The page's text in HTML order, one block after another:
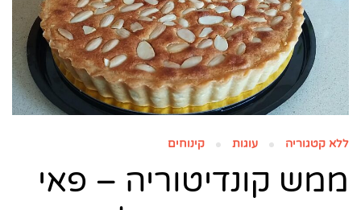
ללא קטגוריה עוגות קינוחים
ממש קונדיטוריה – פאי